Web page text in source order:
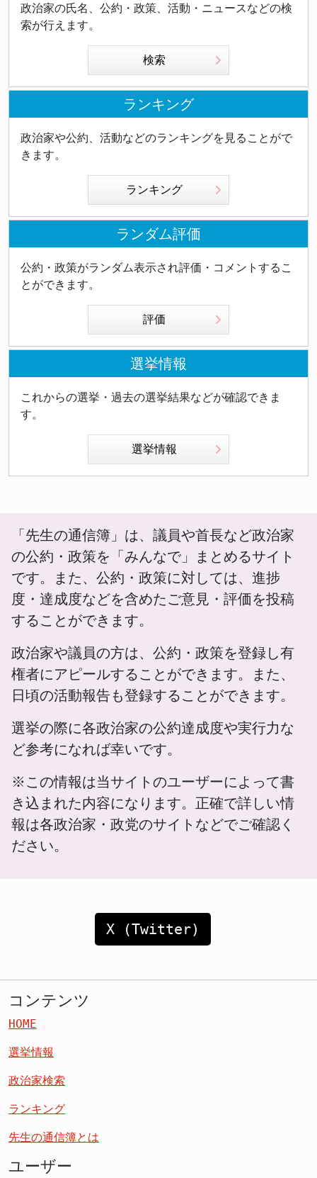
政治家の氏名、公約・政策、活動・ニュースなどの検
索が行えます。
検索
ランキング
政治家や公約、活動などのランキングを見ることがで
きます。
ランキング
ランダム評価
公約・政策がランダム表示され評価・コメントするこ
とができます。
評価
選挙情報
これからの選挙・過去の選挙結果などが確認できま
す。
選挙情報
「先生の通信簿」は、議員や首長など政治家
の公約・政策を「みんなで」まとめるサイト
です。また、公約・政策に対しては、進捗
度・達成度などを含めたご意見・評価を投稿
することができます。
政治家や議員の方は、公約・政策を登録し有
権者にアピールすることができます。また、
日頃の活動報告も登録することができます。
選挙の際に各政治家の公約達成度や実行力な
ど参考になれば幸いです。
※この情報は当サイトのユーザーによって書
き込まれた内容になります。正確で詳しい情
報は各政治家・政党のサイトなどでご確認く
ださい。
X (Twitter)
コンテンツ
HOME
選挙情報
政治家検索
ランキング
先生の通信簿とは
ユーザー